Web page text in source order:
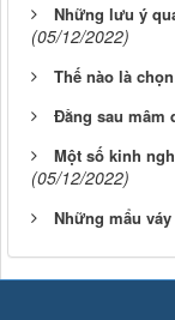
Những lưu ý
(05/12/2022)
Thế nào là
Đằng sau mâm
Một số kinh
(05/12/2022)
Những mẩu